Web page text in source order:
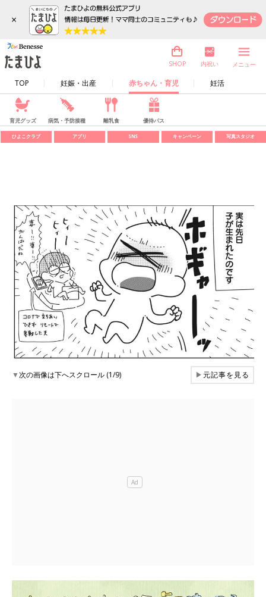
×
TOP 妊娠・出産 赤ちゃん・育児 妊活
SHOP 内祝い メニュー
育児グッズ 病気・予防接種 離乳食 優待パス
ひよこクラブ アプリ SNS キャンペーン 写真スタジオ
▼次の画像は下へスクロール (1/9) ▶元記事を見る